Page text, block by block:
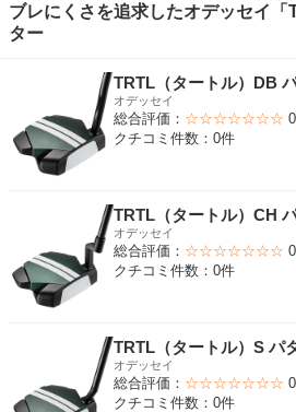
ブレにくさを追求したオデッセイ
ター
TRTL（タートル）DB
オデッセイ
総合評価： ☆☆☆☆☆☆☆
クチコミ件数：0件
TRTL（タートル）CH
オデッセイ
総合評価： ☆☆☆☆☆☆☆
クチコミ件数：0件
TRTL（タートル）S パ
オデッセイ
総合評価： ☆☆☆☆☆☆☆
クチコミ件数：0件